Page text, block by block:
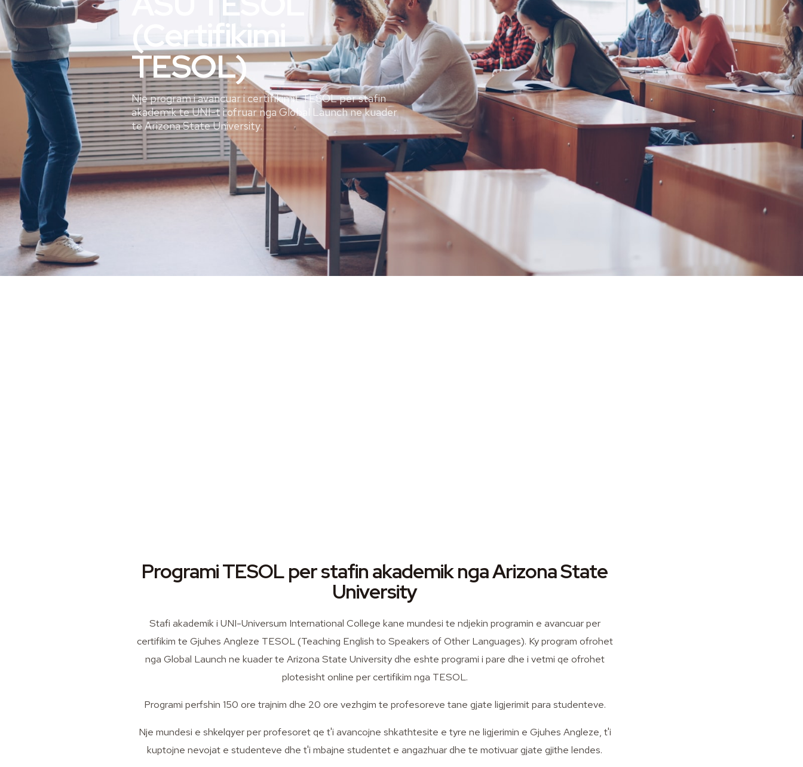
(Certifikimi
TESOL)
Nje program i avancuar i certifikimit TESOL per stafin
akademik te UNI-t i ofruar nga Global Launch ne kuader
te Arizona State University.
Programi TESOL per stafin akademik nga Arizona State
University
Stafi akademik i UNI-Universum International College kane mundesi te ndjekin programin e avancuar per
certifikim te Gjuhes Angleze TESOL (Teaching English to Speakers of Other Languages). Ky program ofrohet
nga Global Launch ne kuader te Arizona State University dhe eshte programi i pare dhe i vetmi qe ofrohet
plotesisht online per certifikim nga TESOL.
Programi perfshin 150 ore trajnim dhe 20 ore vezhgim te profesoreve tane gjate ligjerimit para studenteve.
Nje mundesi e shkelqyer per profesoret qe t'i avancojne shkathtesite e tyre ne ligjerimin e Gjuhes Angleze, t'i
kuptojne nevojat e studenteve dhe t'i mbajne studentet e angazhuar dhe te motivuar gjate gjithe lendes.